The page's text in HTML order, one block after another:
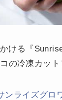
ける『
の冷凍カッ
ンライズグ